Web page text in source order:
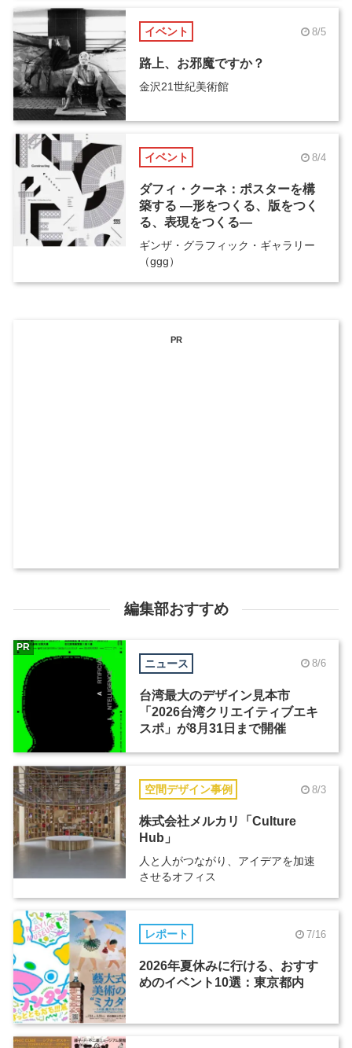
イベント 8/5
路上、お邪魔ですか？
金沢21世紀美術館
イベント 8/4
ダフィ・クーネ：ポスターを構
築する ―形をつくる、版をつく
る、表現をつくる―
ギンザ・グラフィック・ギャラリー
（ggg）
PR
編集部おすすめ
ニュース 8/6
台湾最大のデザイン見本市
「2026台湾クリエイティブエキ
スポ」が8月31日まで開催
PR
空間デザイン事例 8/3
株式会社メルカリ「Culture
Hub」
人と人がつながり、アイデアを加速
させるオフィス
レポート 7/16
2026年夏休みに行ける、おすす
めのイベント10選：東京都内